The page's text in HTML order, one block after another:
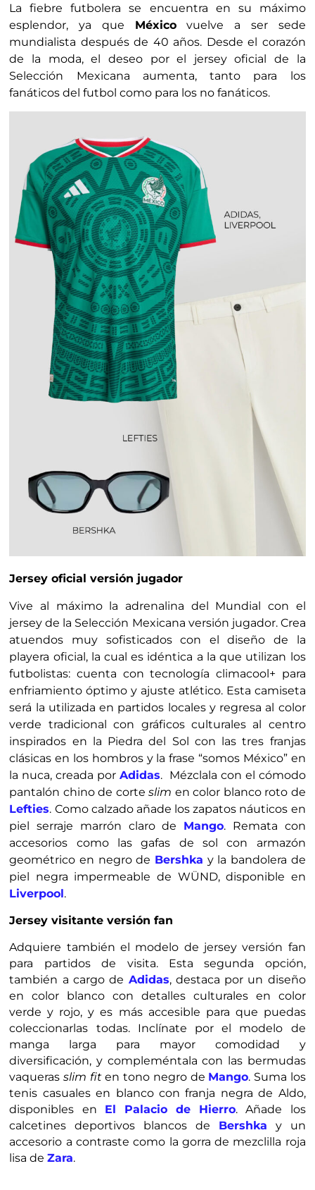
La fiebre futbolera se encuentra en su máximo
esplendor, ya que Méxicovuelve a ser sede
mundialista después de 40 años. Desde el corazón
de la moda, el deseo por el jersey oficial de la
Selección Mexicana aumenta, tanto para los
fanáticos del futbol como para los no fanáticos.
Jersey oficial versión jugador
Vive al máximo la adrenalina del Mundial con el
jersey de la Selección Mexicana versión jugador. Crea
atuendos muy sofisticados con el diseño de la
playera oficial, la cual es idéntica a la que utilizan los
futbolistas: cuenta con tecnología climacool+ para
enfriamiento óptimo y ajuste atlético. Esta camiseta
será la utilizada en partidos locales y regresa al color
verde tradicional con gráficos culturales al centro
inspirados en la Piedra del Sol con las tres franjas
clásicas en los hombros y la frase “somos México” en
la nuca, creada porAdidas. Mézclala con el cómodo
pantalón chino de corte slim en color blanco roto de
Lefties. Como calzado añade los zapatos náuticos en
piel serraje marrón claro de Mango. Remata con
accesorios como las gafas de sol con armazón
geométrico en negro de Bershka y la bandolera de
piel negra impermeable de WÜND, disponible en
Liverpool.
Jersey visitante versión fan
Adquiere también el modelo de jersey versión fan
para partidos de visita. Esta segunda opción,
también a cargo de Adidas, destaca por un diseño
en color blanco con detalles culturales en color
verde y rojo, y es más accesible para que puedas
coleccionarlas todas. Inclínate por el modelo de
manga larga para mayor comodidad y
diversificación, y compleméntala con las bermudas
vaquerasslim fiten tono negro de Mango. Suma los
tenis casuales en blanco con franja negra de Aldo,
disponibles en El Palacio de Hierro. Añade los
calcetines deportivos blancos de Bershka y un
accesorio a contraste como la gorra de mezclilla roja
lisa deZara.